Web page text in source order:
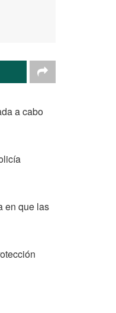
a cabo
en que las